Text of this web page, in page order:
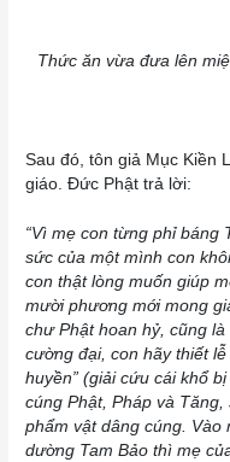
Thức ăn vừa đưa lên
Sau đó, tôn giả Mục Kiền
giáo. Đức Phật trả lời:
“Vì mẹ con từng phỉ báng
sức của một mình con
con thật lòng muốn giúp
mười phương mới mong
chư Phật hoan hỷ, cũng
cường đại, con hãy thiết
huyền” (giải cứu cái khổ
cúng Phật, Pháp và
phẩm vật dâng cúng. Vào
dường Tam Bảo thì mẹ